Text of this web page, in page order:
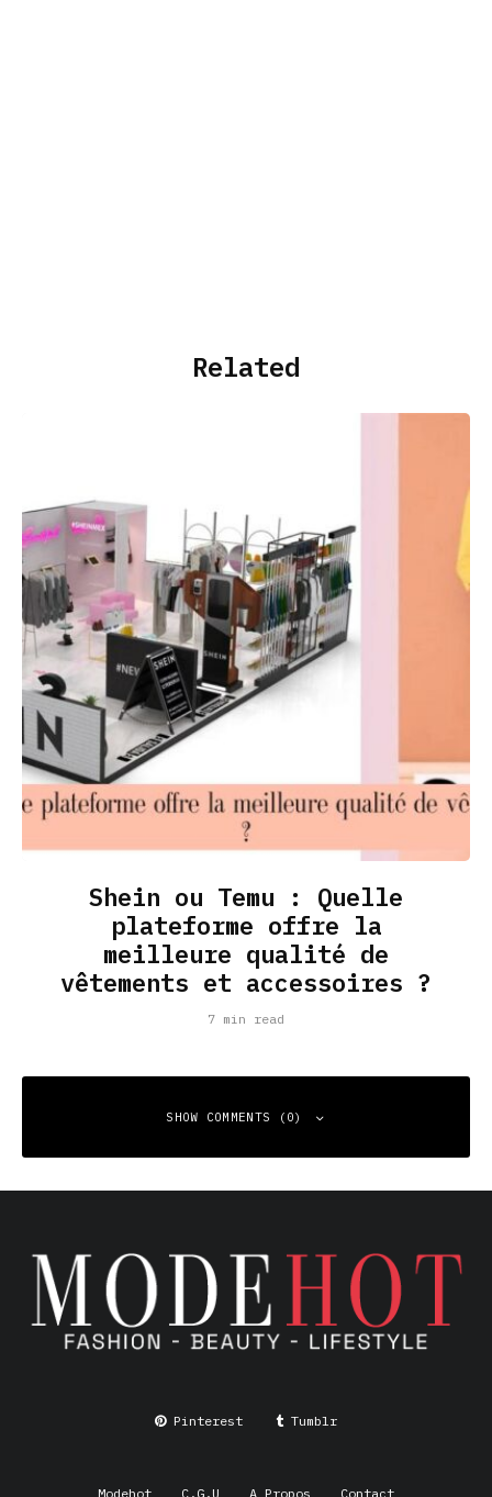
Related
Shein ou Temu : Quelle
plateforme offre la
meilleure qualité de
vêtements et accessoires ?
7 min read
SHOW COMMENTS (0)
Your email address will not be published.
Required fields
are marked*
Comment*
Pinterest Tumblr
Modehot C.G.U A Propos Contact